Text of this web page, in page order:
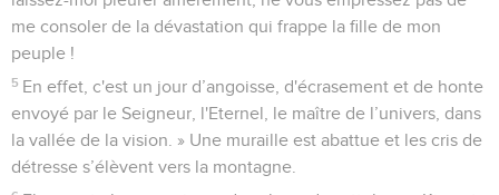
Hilkija.
21
Je lui ferai enfiler ta tenue, je lui mettrai ta ceinture et je
remettrai ton pouvoir entre ses mains. Il sera un père pour
les habitants de Jérusalem et pour la communauté de Juda.
22
Je mettrai sur son épaule la clé de la maison de David :
fermera, personne ne pourra ouvrir.